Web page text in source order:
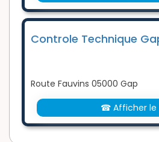
Controle Technique
Route Fauvins 05000 Gap
☎ Afficher le